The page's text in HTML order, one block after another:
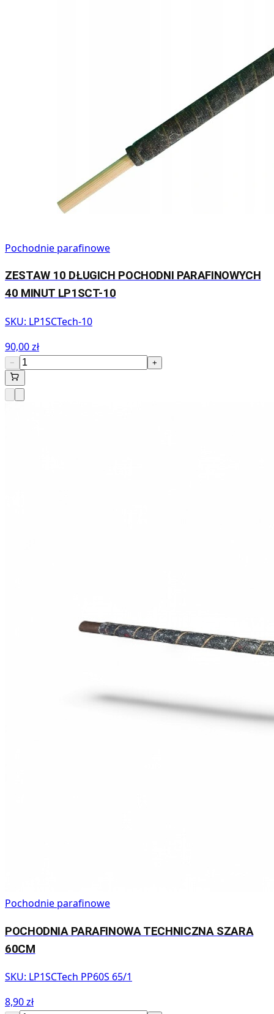
Pochodnie parafinowe
ZESTAW 10 DŁUGICH POCHODNI PARAFINOWYCH
40 MINUT LP1SCT-10
SKU: LP1SCTech-10
90,00 zł
− +
Pochodnie parafinowe
POCHODNIA PARAFINOWA TECHNICZNA SZARA
60CM
SKU: LP1SCTech PP60S 65/1
8,90 zł